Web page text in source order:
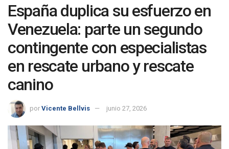
España duplica su esfuerzo en
Venezuela: parte un segundo
contingente con especialistas
en rescate urbano y rescate
canino
por Vicente Bellvis junio 27, 2026